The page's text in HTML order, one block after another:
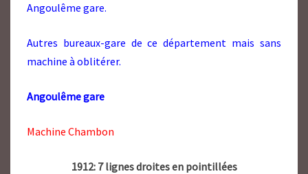
Angoulême gare.
Autres bureaux-gare de ce département mais sans
machine à oblitérer.
Angoulême gare
Machine Chambon
1912: 7 lignes droites en pointillées